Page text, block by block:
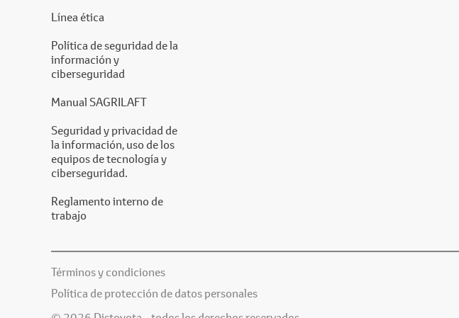
Línea ética
Política de seguridad de la
información y
ciberseguridad
Manual SAGRILAFT
Seguridad y privacidad de
la información, uso de los
equipos de tecnología y
ciberseguridad.
Reglamento interno de
trabajo
Términos y condiciones
Política de protección de datos personales